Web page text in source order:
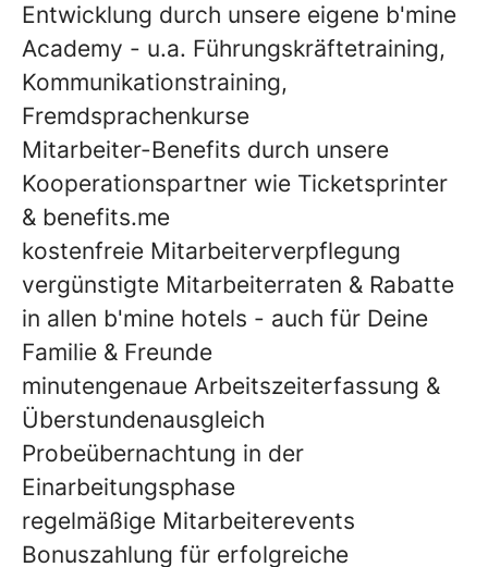
Entwicklung durch unsere eigene b'mine
Academy - u.a. Führungskräftetraining,
Kommunikationstraining,
Fremdsprachenkurse
Mitarbeiter-Benefits durch unsere
Kooperationspartner wie Ticketsprinter
& benefits.me
kostenfreie Mitarbeiterverpflegung
vergünstigte Mitarbeiterraten & Rabatte
in allen b'mine hotels - auch für Deine
Familie & Freunde
minutengenaue Arbeitszeiterfassung &
Überstundenausgleich
Probeübernachtung in der
Einarbeitungsphase
regelmäßige Mitarbeiterevents
Bonuszahlung für erfolgreiche